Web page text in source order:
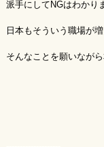
派手にしてNGはわかり
日本もそういう職場が
そんなことを願いなが